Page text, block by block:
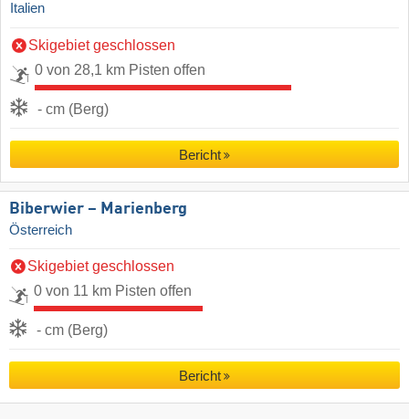
Italien
Skigebiet geschlossen
0 von 28,1 km Pisten offen
- cm (Berg)
Bericht
Biberwier – Marienberg
Österreich
Skigebiet geschlossen
0 von 11 km Pisten offen
- cm (Berg)
Bericht